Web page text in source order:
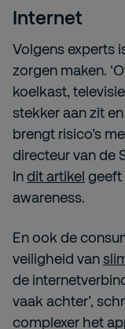
Internet
Volgens experts
zorgen maken.
koelkast,
stekker aan zit
brengt risico’s
directeur van de
Indit artikel geeft
awareness.
En ook de
veiligheid van
de
vaak achter’,
complexer het